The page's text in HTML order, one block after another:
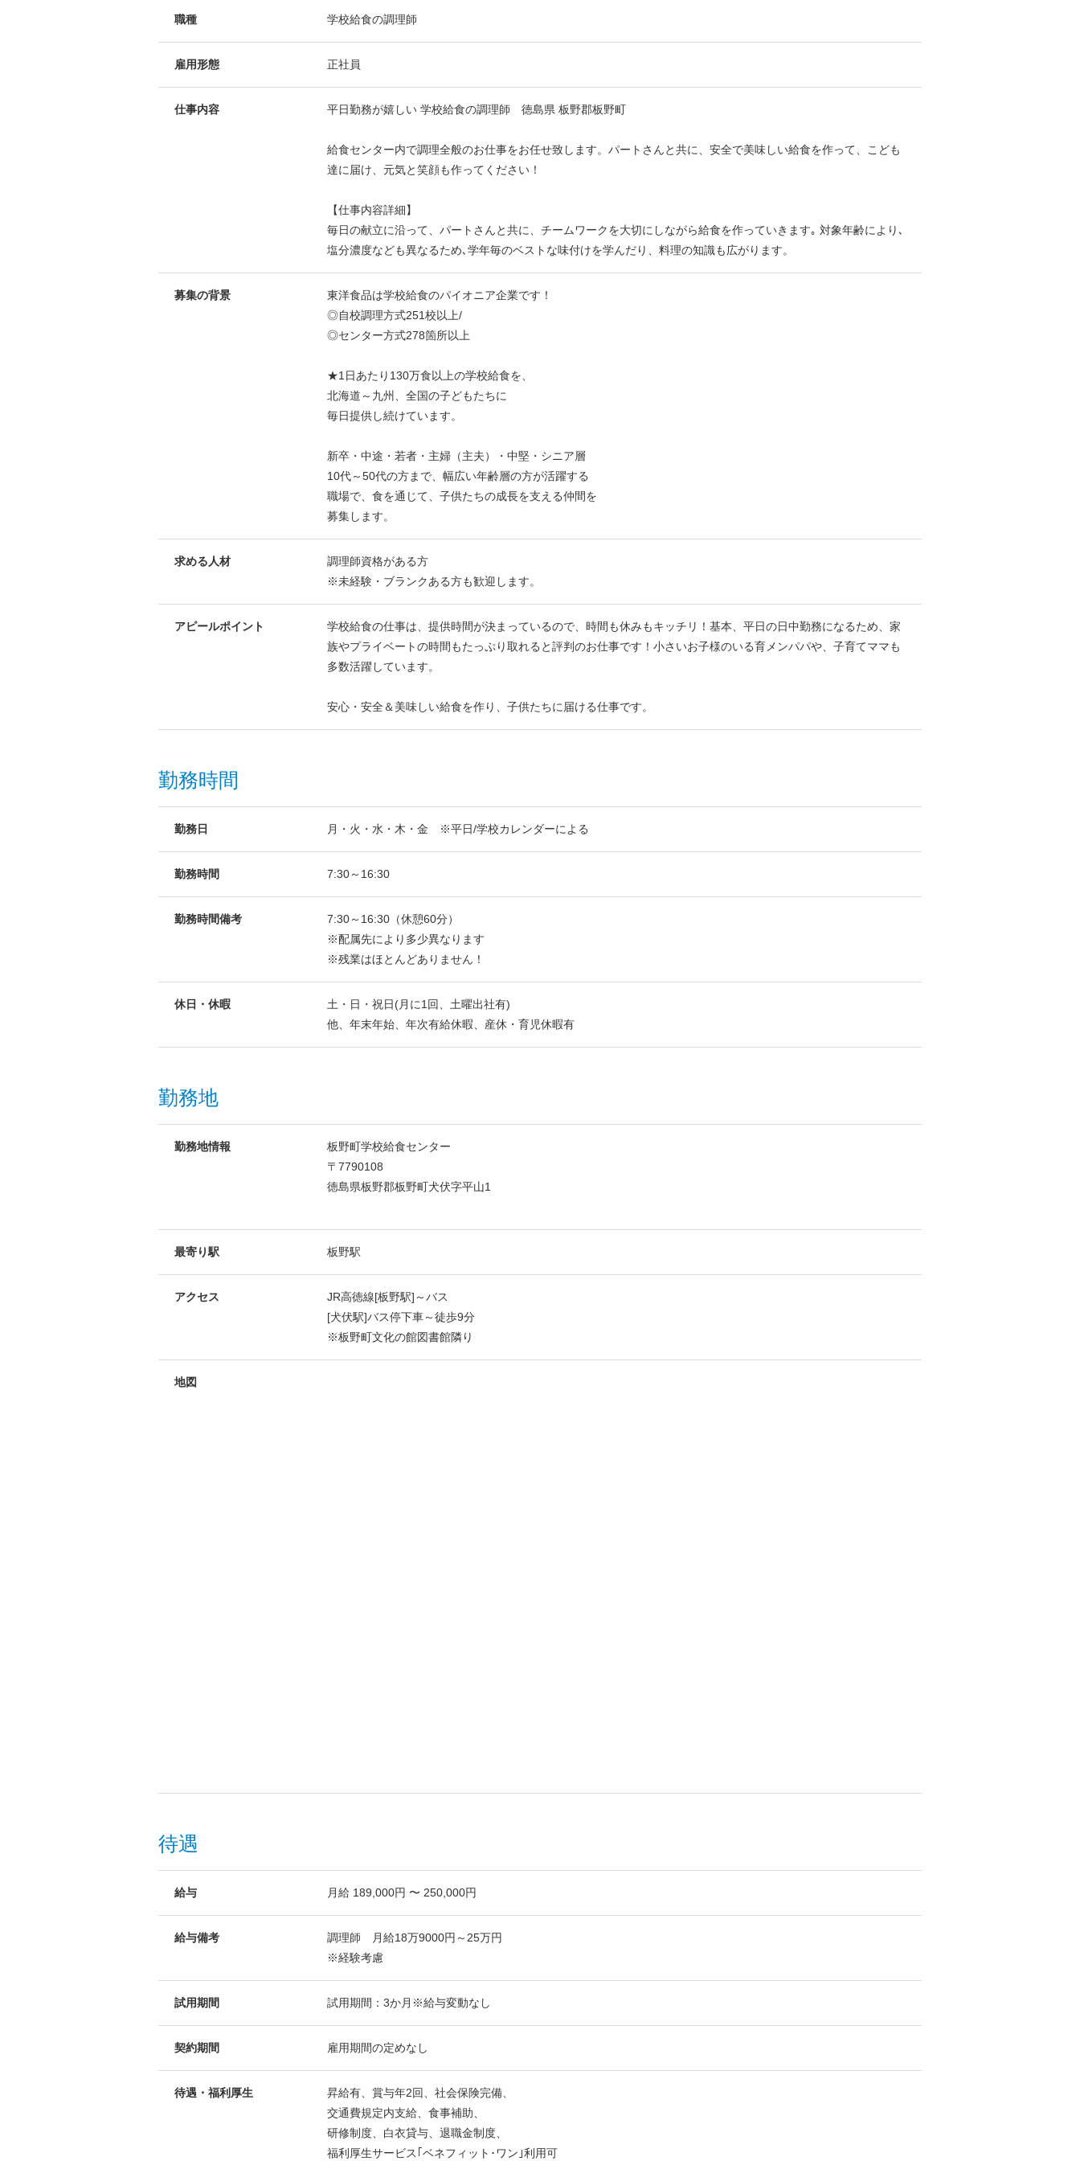
職種 学校給食の調理師
雇用形態 正社員
仕事内容 平日勤務が嬉しい 学校給食の調理師 徳島県 板野郡板野町
給食センター内で調理全般のお仕事をお任せ致します。パートさんと共に、安全で美味しい給食を作って、こども
達に届け、元気と笑顔も作ってください！
【仕事内容詳細】
毎日の献立に沿って、パートさんと共に、チームワークを大切にしながら給食を作っていきます｡ 対象年齢により､
塩分濃度なども異なるため､学年毎のベストな味付けを学んだり、料理の知識も広がります。
募集の背景
東洋食品は学校給食のパイオニア企業です！
◎自校調理方式251校以上/
◎センター方式278箇所以上
★1日あたり130万食以上の学校給食を、
北海道～九州、全国の子どもたちに
毎日提供し続けています。
新卒・中途・若者・主婦（主夫）・中堅・シニア層
10代～50代の方まで、幅広い年齢層の方が活躍する
職場で、食を通じて、子供たちの成長を支える仲間を
募集します。
求める人材
調理師資格がある方
※未経験・ブランクある方も歓迎します。
アピールポイント
学校給食の仕事は、提供時間が決まっているので、時間も休みもキッチリ！基本、平日の日中勤務になるため、家
族やプライベートの時間もたっぷり取れると評判のお仕事です！小さいお子様のいる育メンパパや、子育てママも
多数活躍しています。
安心・安全＆美味しい給食を作り、子供たちに届ける仕事です。
勤務時間
勤務日 月・火・水・木・金 ※平日/学校カレンダーによる
勤務時間 7:30～16:30
勤務時間備考
7:30～16:30（休憩60分）
※配属先により多少異なります
※残業はほとんどありません！
休日・休暇
土・日・祝日(月に1回、土曜出社有)
他、年末年始、年次有給休暇、産休・育児休暇有
勤務地
勤務地情報
板野町学校給食センター
〒7790108
徳島県板野郡板野町犬伏字平山1
最寄り駅 板野駅
アクセス
JR高徳線[板野駅]～バス
[犬伏駅]バス停下車～徒歩9分
※板野町文化の館図書館隣り
地図
待遇
給与 月給 189,000円 〜 250,000円
給与備考
調理師 月給18万9000円～25万円
※経験考慮
試用期間 試用期間：3か月※給与変動なし
契約期間 雇用期間の定めなし
待遇・福利厚生
昇給有、賞与年2回、社会保険完備、
交通費規定内支給、食事補助、
研修制度、白衣貸与、退職金制度、
福利厚生サービス｢ベネフィット･ワン｣利用可